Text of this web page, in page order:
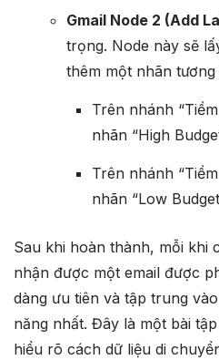
Gmail Node 2 (Add
trọng. Node này sẽ
thêm một nhãn tương
Trên nhánh
nhãn “High
Trên nhánh
nhãn “Low
Sau khi hoàn thành, mỗi khi
nhận được một email được
dàng ưu tiên và tập trung
năng nhất. Đây là một bài
hiểu rõ cách dữ liệu di